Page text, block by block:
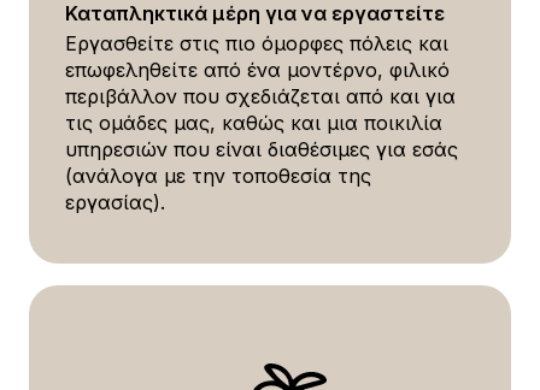
Καταπληκτικά μέρη για να εργαστείτε
Εργασθείτε στις πιο όμορφες πόλεις και
επωφεληθείτε από ένα μοντέρνο, φιλικό
περιβάλλον που σχεδιάζεται από και για
τις ομάδες μας, καθώς και μια ποικιλία
υπηρεσιών που είναι διαθέσιμες για εσάς
(ανάλογα με την τοποθεσία της
εργασίας).